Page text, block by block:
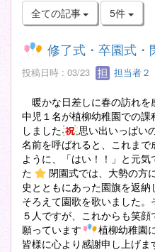
全ての記事 5件
修了式・卒園式・
投稿日時 : 03/23 担当者２
暖かな日差しに春の訪れを
中児１名が植柳幼稚園での
しました
思い出いっぱい
名前を呼ばれると、これま
ように、「はい！！」と元
た
閉園式では、大勢の方
史とともにあった園旗を返
そろえて園歌を歌いました。
５人ですが、これからも笑
願っています
植柳幼稚園
皆様に心より感謝申し上げま